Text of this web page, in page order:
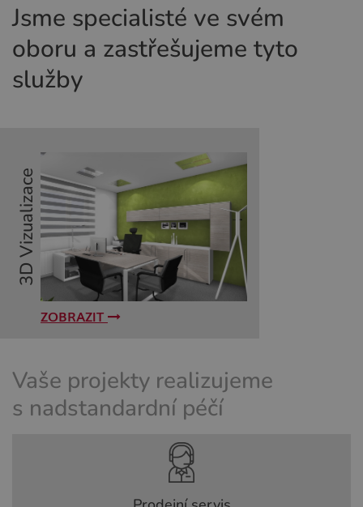
Jsme specialisté ve svém
oboru a zastřešujeme tyto
služby
ZOBRAZIT
Vaše projekty realizujeme
s nadstandardní péčí